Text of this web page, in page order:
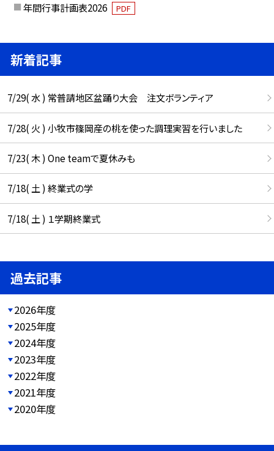
年間行事計画表2026 PDF
新着記事
7/29( 水 ) 常普請地区盆踊り大会 注文ボランティア
7/28( 火 ) 小牧市篠岡産の桃を使った調理実習を行いました
7/23( 木 ) One teamで夏休みも
7/18( 土 ) 終業式の学
7/18( 土 ) １学期終業式
過去記事
2026年度
2025年度
2024年度
2023年度
2022年度
2021年度
2020年度